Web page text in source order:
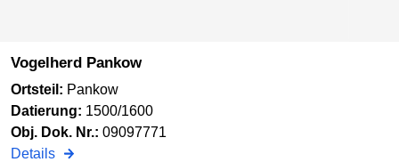
Vogelherd Pankow
Ortsteil: Pankow
Datierung: 1500/1600
Obj. Dok. Nr.: 09097771
Details